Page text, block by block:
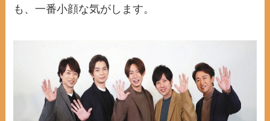
も、一番小顔な気がします。